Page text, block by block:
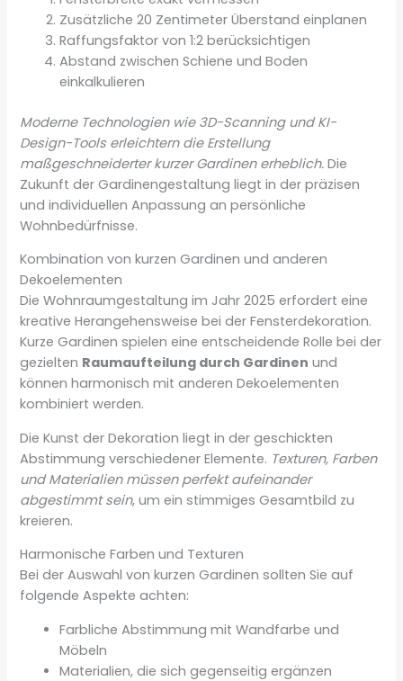
Zusätzliche 20 Zentimeter Überstand einplanen
Raffungsfaktor von 1:2 berücksichtigen
Abstand zwischen Schiene und Boden
einkalkulieren
Moderne Technologien wie 3D-Scanning und KI-
Design-Tools erleichtern die Erstellung
maßgeschneiderter kurzer Gardinen erheblich. Die
Zukunft der Gardinengestaltung liegt in der präzisen
und individuellen Anpassung an persönliche
Wohnbedürfnisse.
Kombination von kurzen Gardinen und anderen
Dekoelementen
Die Wohnraumgestaltung im Jahr 2025 erfordert eine
kreative Herangehensweise bei der Fensterdekoration.
Kurze Gardinen spielen eine entscheidende Rolle bei der
gezielten Raumaufteilung durch Gardinen und
können harmonisch mit anderen Dekoelementen
kombiniert werden.
Die Kunst der Dekoration liegt in der geschickten
Abstimmung verschiedener Elemente. Texturen, Farben
und Materialien müssen perfekt aufeinander
abgestimmt sein, um ein stimmiges Gesamtbild zu
kreieren.
Harmonische Farben und Texturen
Bei der Auswahl von kurzen Gardinen sollten Sie auf
folgende Aspekte achten:
Farbliche Abstimmung mit Wandfarbe und
Möbeln
Materialien, die sich gegenseitig ergänzen